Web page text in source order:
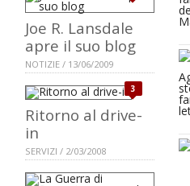
Joe R. Lansdale
apre il suo blog
NOTIZIE / 13/06/2009
3
Ritorno al drive-
in
SERVIZI / 2/03/2008